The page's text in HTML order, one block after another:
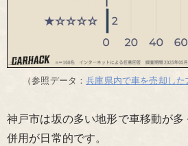
（参照データ：兵庫県内で車を売却した
神戸市は坂の多い地形で車移動が
併用が日常的です。